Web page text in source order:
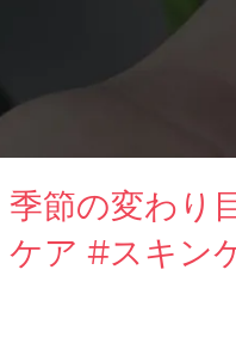
季節の変わり
ケア #スキン